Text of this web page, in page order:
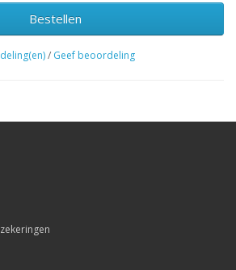
Bestellen
/ Geef beoordeling